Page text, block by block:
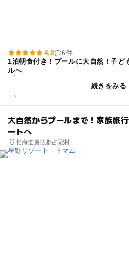
4.8
6件
1泊朝食付き！プールに大自然！子ど
ルへ
続きをみる
大自然からプールまで！家族旅
ートへ
北海道勇払郡占冠村